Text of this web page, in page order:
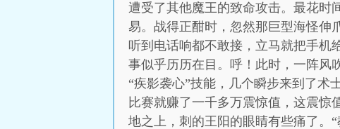
遭受了其他魔王的致命攻击。最花时
易。战得正酣时，忽然那巨型海怪伸
听到电话响都不敢接，立马就把手机
事似乎历历在目。呼！此时，一阵风
“疾影袭心”技能，几个瞬步来到了术
比赛就赚了一千多万震惊值，这震惊
地之上，刺的王阳的眼睛有些痛了。